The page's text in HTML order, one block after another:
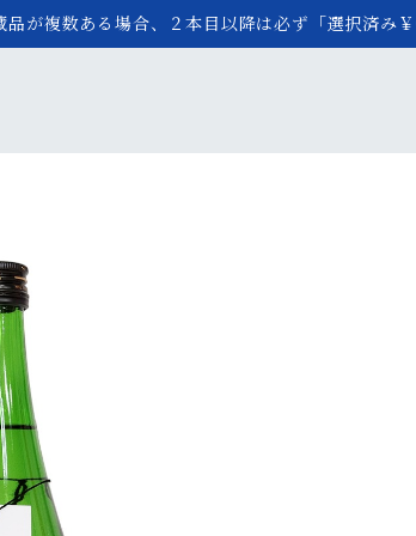
品が複数ある場合、２本目以降は必ず「選択済み